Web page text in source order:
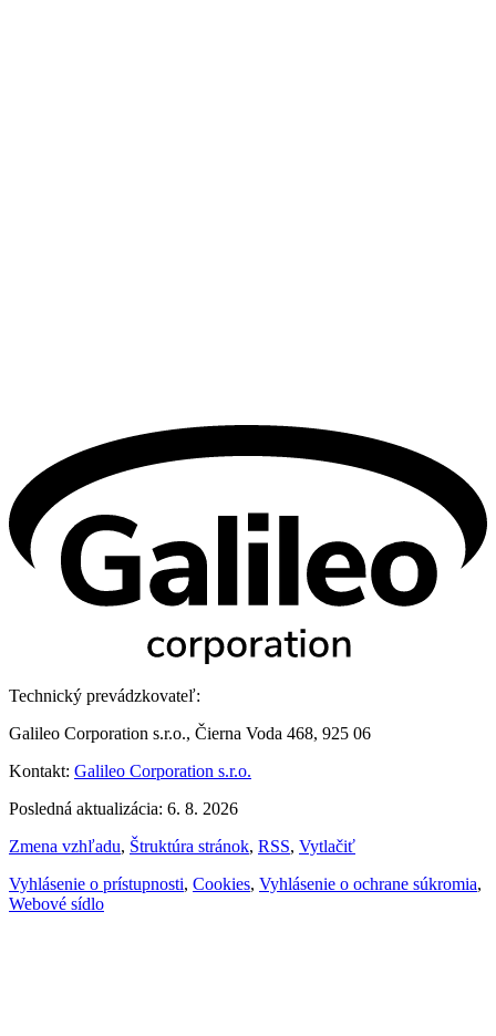
Technický prevádzkovateľ:
Galileo Corporation s.r.o., Čierna Voda 468, 925 06
Kontakt: Galileo Corporation s.r.o.
Posledná aktualizácia: 6. 8. 2026
Zmena vzhľadu, Štruktúra stránok, RSS, Vytlačiť
Vyhlásenie o prístupnosti, Cookies, Vyhlásenie o ochrane súkromia,
Webové sídlo